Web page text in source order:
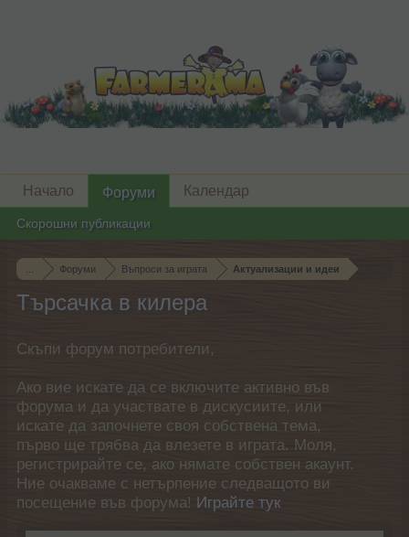
Форуми Въпроси за играта Актуализации и идеи
Търсачка в килера
Скъпи форум потребители,
Ако вие искате да се включите активно във
форума и да участвате в дискусиите, или
искате да започнете своя собствена тема,
първо ще трябва да влезете в играта. Моля,
регистрирайте се, ако нямате собствен акаунт.
Ние очакваме с нетърпение следващото ви
посещение във форума! Играйте тук
Начало Форуми
Скорошни публикации
Календар